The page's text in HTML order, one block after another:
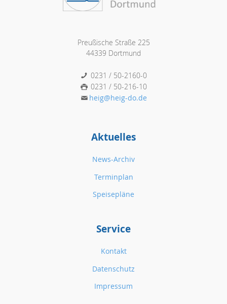
Preußische Straße 225
44339 Dortmund
0231 / 50-2160-0
0231 / 50-216-10
heig@heig-do.de
Aktuelles
News-Archiv
Terminplan
Speisepläne
Service
Kontakt
Datenschutz
Impressum